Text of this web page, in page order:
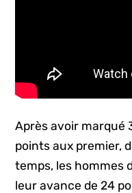
Après avoir marqué
points aux premier,
temps, les hommes
leur avance de 24